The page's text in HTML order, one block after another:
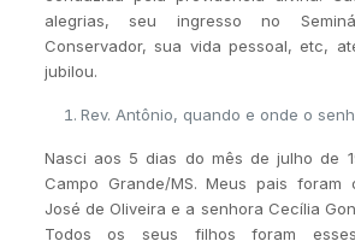
alegrias, seu ingresso no
Conservador, sua vida pessoal, etc,
jubilou.
Rev. Antônio, quando e onde o
Nasci aos 5 dias do mês de julho de
Campo Grande/MS. Meus pais foram
José de Oliveira e a senhora Cecília
Todos os seus filhos foram